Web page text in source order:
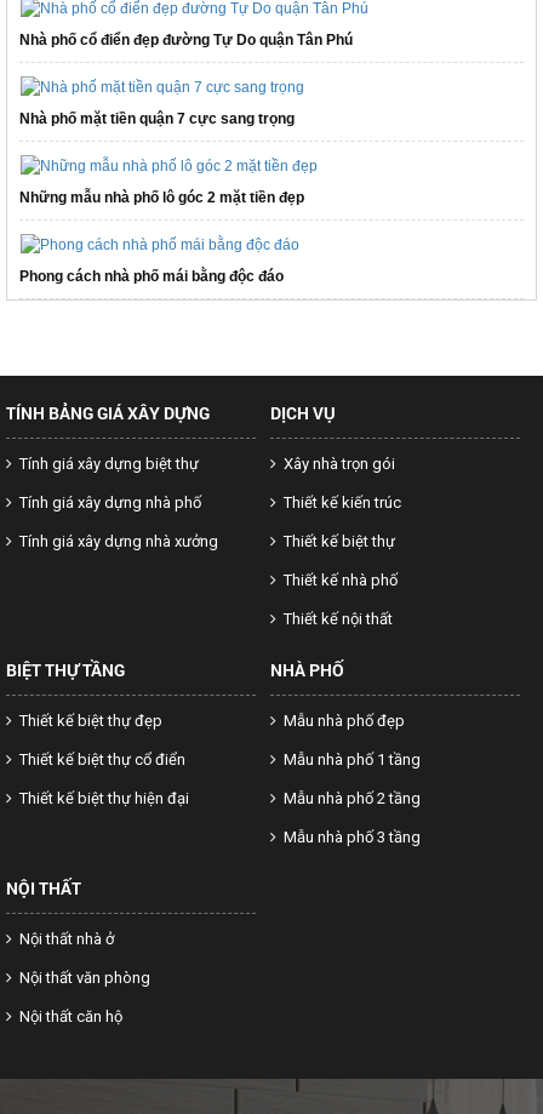
Nhà phố cổ điển đẹp đường Tự Do quận Tân Phú
Nhà phố mặt tiền quận 7 cực sang trọng
Những mẫu nhà phố lô góc 2 mặt tiền đẹp
Phong cách nhà phố mái bằng độc đáo
TÍNH BẢNG GIÁ XÂY DỰNG
Tính giá xây dựng biệt thự
Tính giá xây dựng nhà phố
Tính giá xây dựng nhà xưởng
DỊCH VỤ
Xây nhà trọn gói
Thiết kế kiến trúc
Thiết kế biệt thự
Thiết kế nhà phố
Thiết kế nội thất
BIỆT THỰ TẦNG
Thiết kế biệt thự đẹp
Thiết kế biệt thự cổ điển
Thiết kế biệt thự hiện đại
NHÀ PHỐ
Mẫu nhà phố đẹp
Mẫu nhà phố 1 tầng
Mẫu nhà phố 2 tầng
Mẫu nhà phố 3 tầng
NỘI THẤT
Nội thất nhà ở
Nội thất văn phòng
Nội thất căn hộ